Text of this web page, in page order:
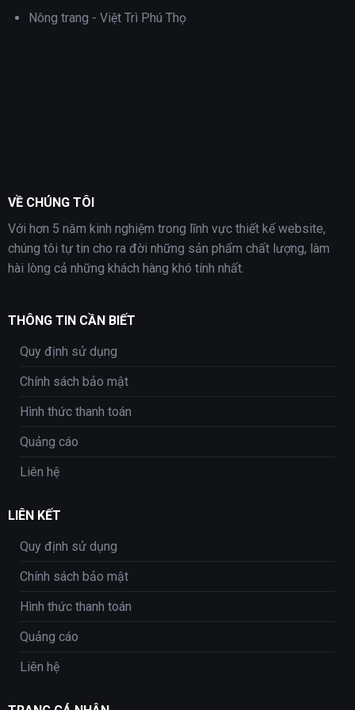
Nông trang - Việt Trì Phú Thọ
VỀ CHÚNG TÔI
Với hơn 5 năm kinh nghiệm trong lĩnh vực thiết kế website,
chúng tôi tự tin cho ra đời những sản phẩm chất lượng, làm
hài lòng cả những khách hàng khó tính nhất.
THÔNG TIN CẦN BIẾT
Quy định sử dụng
Chính sách bảo mật
Hình thức thanh toán
Quảng cáo
Liên hệ
LIÊN KẾT
Quy định sử dụng
Chính sách bảo mật
Hình thức thanh toán
Quảng cáo
Liên hệ